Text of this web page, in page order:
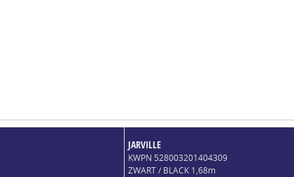
JARVILLE
KWPN 528003201404309
ZWART / BLACK 1,68m